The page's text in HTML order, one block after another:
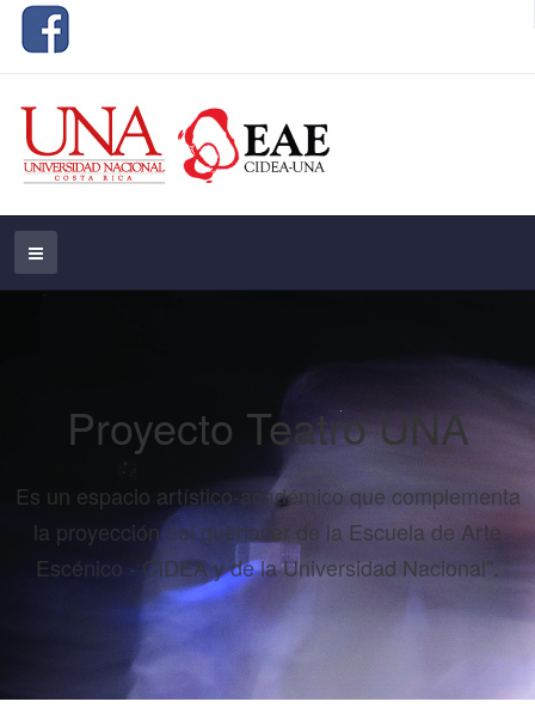
Proyecto Teatro UNA
Es un espacio artístico-académico que complementa
la proyección del quehacer de la Escuela de Arte
Escénico - CIDEA y de la Universidad Nacional".